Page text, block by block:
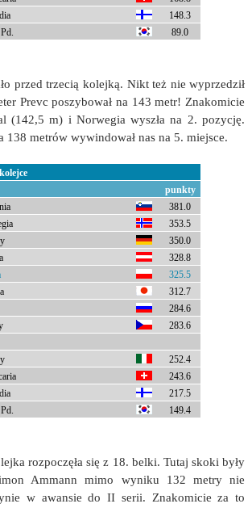
148.3
89.0
przed trzecią kolejką. Nikt też nie wyprzedził
Prevc poszybował na 143 metr! Znakomicie
(142,5 m) i Norwegia wyszła na 2. pozycję.
138 metrów wywindował nas na 5. miejsce.
punkty
381.0
353.5
350.0
328.8
325.5
312.7
284.6
283.6
252.4
243.6
217.5
149.4
rozpoczęła się z 18. belki. Tutaj skoki były
Ammann mimo wyniku 132 metry nie
w awansie do II serii. Znakomicie za to